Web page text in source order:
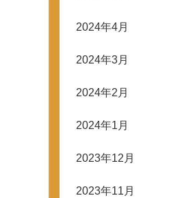
2024年4月
2024年3月
2024年2月
2024年1月
2023年12月
2023年11月